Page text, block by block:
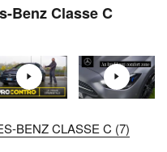
Benz Classe C
BENZ CLASSE C (7)